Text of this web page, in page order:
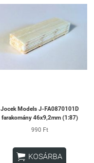
Jocek Models J-FA0870101D
farakomány 46x9,2mm (1:87)
990 Ft
 KOSÁRBA